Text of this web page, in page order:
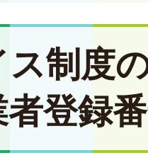
制度
登録